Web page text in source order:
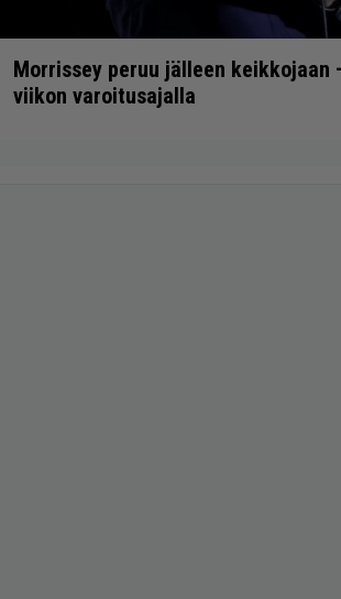
Morrissey peruu jälleen keikkojaan
viikon varoitusajalla